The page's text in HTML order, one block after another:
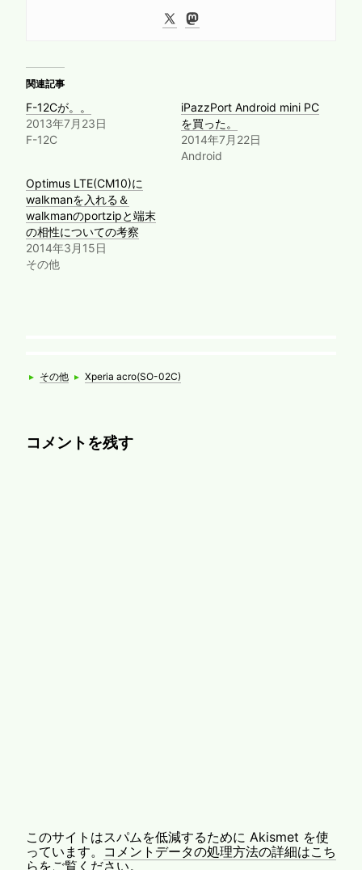
関連記事
F-12Cが。。
2013年7月23日
F-12C
iPazzPort Android mini PC
を買った。
2014年7月22日
Android
Optimus LTE(CM10)に
walkmanを入れる＆
walkmanのportzipと端末
の相性についての考察
2014年3月15日
その他
Categories
▸ その他 Tags
▸ Xperia acro(SO-02C)
コメントを残す
このサイトはスパムを低減するために Akismet を使
っています。 コメントデータの処理方法の詳細はこち
らをご覧ください。